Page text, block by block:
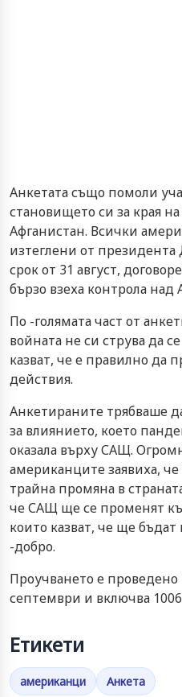
Анкетата също помоли
становището си за края
Афганистан. Всички
изтеглени от
срок от 31 август,
бързо взеха контрола над
По -голямата част от
войната не си струва да
казват, че е правилно да
действия.
Анкетираните трябваше
за влиянието, което
оказала върху САЩ.
американците заявиха,
трайна промяна в
че САЩ ще се променят
които казват, че ще
-добро.
Проучването е проведено
септември и включва
Етикети
американци Анкета